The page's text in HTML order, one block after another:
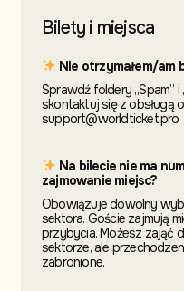
Bilety i miejsca
Nie otrzymałem/am
Sprawdź foldery „Spam” i
skontaktuj się z obsługą
support@worldticket.pro
Na bilecie nie ma
zajmowanie miejsc?
Obowiązuje dowolny
sektora. Goście zajmują
przybycia. Możesz zająć
sektorze, ale
zabronione.